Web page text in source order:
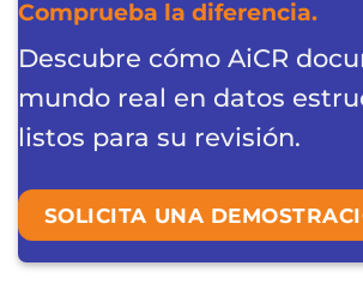
Comprueba la diferencia.
Descubre cómo AiCR
mundo real en datos
listos para su revisión.
SOLICITA UNA